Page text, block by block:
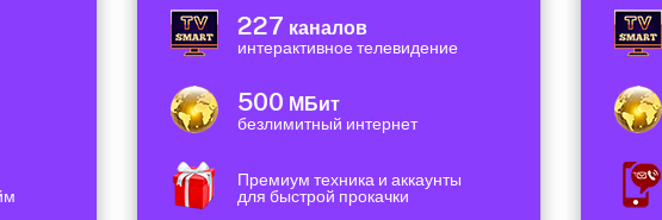
227 каналов
интерактивное телевидение
500 МБит
безлимитный интернет
Премиум техника и аккаунты
для быстрой прокачки